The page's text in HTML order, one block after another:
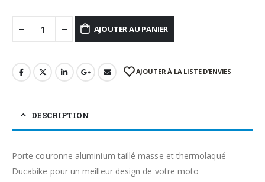
AJOUTER AU PANIER
AJOUTER À LA LISTE D’ENVIES
DESCRIPTION
Porte couronne aluminium taillé masse et thermolaqué
Ducabike pour un meilleur design de votre moto